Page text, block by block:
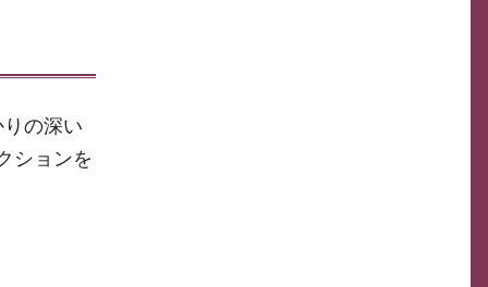
の深い
ションを